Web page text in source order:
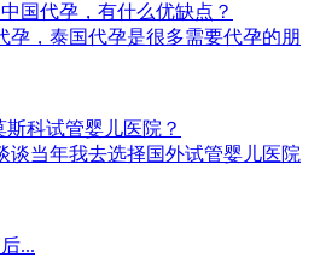
国代孕，有什么优缺点？
孕，泰国代孕是很多需要代孕的朋
科试管婴儿医院？
谈当年我去选择国外试管婴儿医院
...